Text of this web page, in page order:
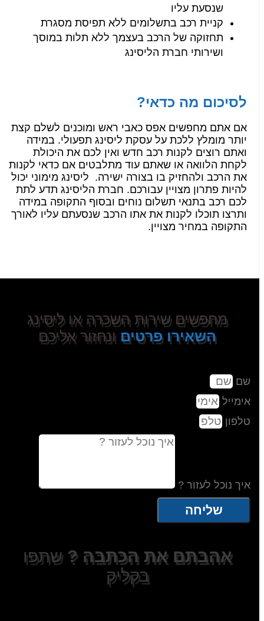
שנסעת עליו
קניית רכב בתשלומים ללא תפיסת מסגרת
תחזוקה של הרכב בעצמך ללא תלות במוסך
ושירותי חברת הליסינג
לסיכום מה כדאי?
אם אתם מחפשים אפס כאבי ראש ומוכנים לשלם קצת
יותר מומלץ ללכת על עסקת ליסינג תפעולי. במידה
ואתם רוצים לקנות רכב חדש ואין לכם את היכולת
לקחת הלוואה או שאתם עוד מתלבטים אם כדאי לקנות
את הרכב ולהחזיק בו בצורה ישירה. ליסינג מימוני יכול
להיות פתרון מצויין עבורכם. חברת הליסינג תדע לתת
לכם רכב בתנאי תשלום נוחים ובסוף התקופה במידה
ותרצו תוכלו לקנות את אתו הרכב שנסעתם עליו לאורך
התקופה במחיר מצויין.
מחפשים שירות השכרה או ליסינג
השאירו פרטיםונחזור אליכם
שם
אימייל
טלפון
איך נוכל לעזור ?
שליחה
אהבתם את הכתבה ? שתפו
בקליק